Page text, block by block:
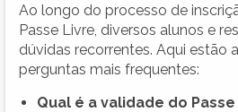
Ao longo do processo de
Passe Livre, diversos alunos e
dúvidas recorrentes. Aqui estão
perguntas mais frequentes:
Qual é a validade do